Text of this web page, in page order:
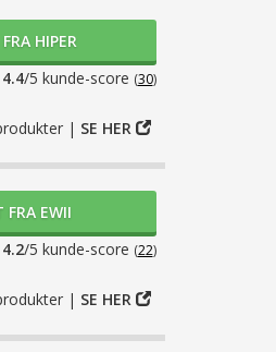
fiberløsning
en hvad
HIPER
4.4/5 kunde-score (30)
| SE HER
EWII
4.2/5 kunde-score (22)
| SE HER